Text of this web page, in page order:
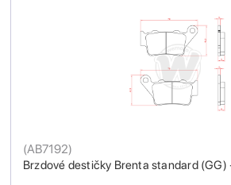
Brzdové destičky Brenta standard (GG)
(AB7192)